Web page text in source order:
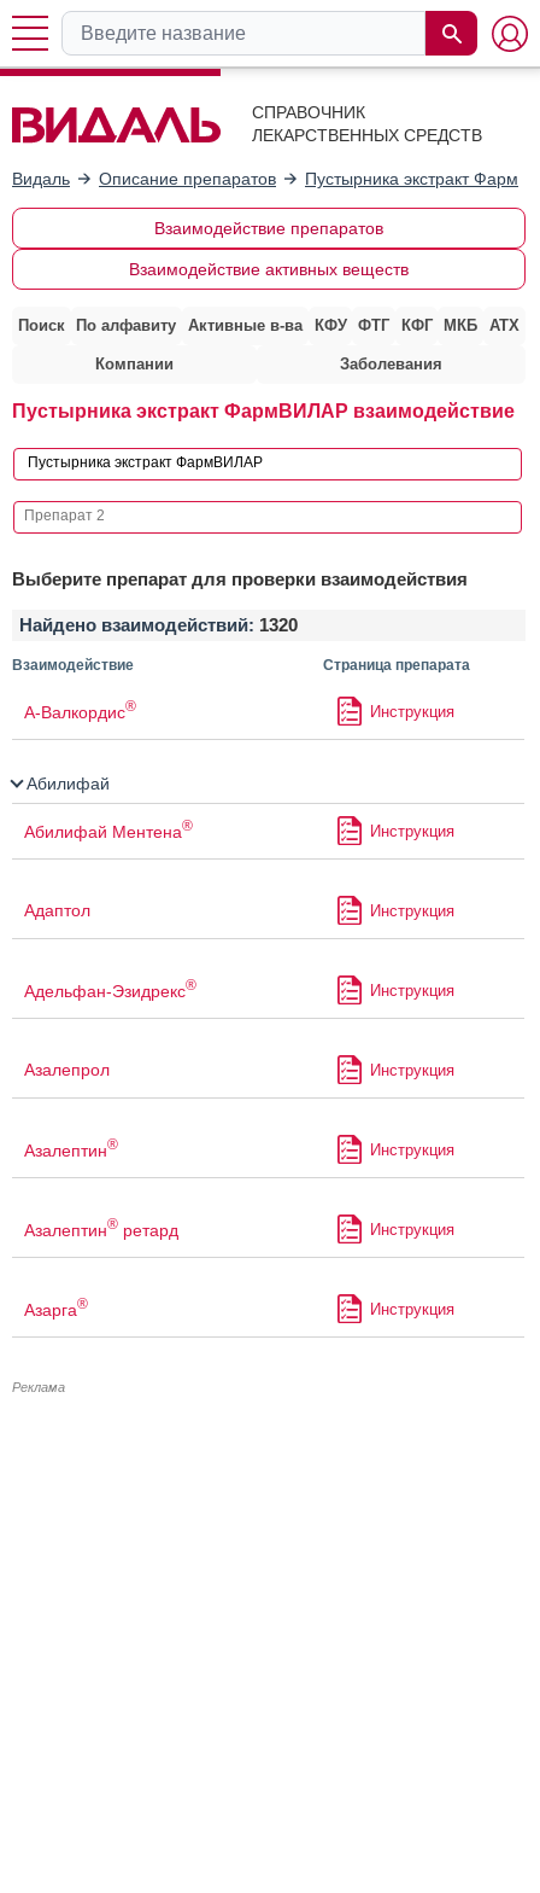
СПРАВОЧНИК
ЛЕКАРСТВЕННЫХ СРЕДСТВ
Видаль Описание препаратов Пустырника экстракт
Взаимодействие препаратов
Взаимодействие активных веществ
Поиск По алфавиту Активные в-ва КФУ ФТГ КФГ МКБ АТХ
Компании Заболевания
Пустырника экстракт ФармВИЛАР взаимодействие
Выберите препарат для проверки взаимодействия
Найдено взаимодействий: 1320
Взаимодействие Страница препарата
А-Валкордис® Инструкция
Абилифай
Абилифай Ментена® Инструкция
Адаптол Инструкция
Адельфан-Эзидрекс® Инструкция
Азалепрол Инструкция
Азалептин® Инструкция
Азалептин® ретард Инструкция
Азарга® Инструкция
Реклама